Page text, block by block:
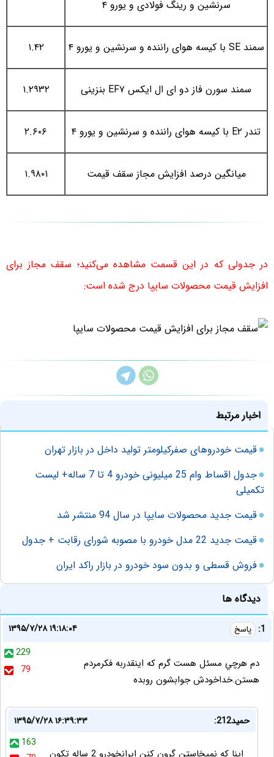
سرنشین و رینگ فولادی و یورو ۴
سمند SE با کیسه هوای راننده و سرنشین و یورو ۴ ۱.۴۲
سمند سورن فاز دو ای ال ایکس EF۷ بنزینی ۱.۲۹۳۲
تندر E۲ با کیسه هوای راننده و سرنشین و یورو ۴ ۲.۶۰۶
میانگین درصد افزایش مجاز سقف قیمت ۱.۹۸۰۱
در جدولی که در این قسمت مشاهده می‌کنید؛ سقف مجاز برای
افزایش قیمت محصولات سایپا درج شده است:‌
اخبار مرتبط
قیمت خودروهای صفرکیلومتر تولید داخل در بازار تهران
جدول اقساط وام 25 میلیونی خودرو 4 تا 7 ساله+ لیست
تکمیلی
قیمت جدید محصولات سایپا در سال 94 منتشر شد
قیمت‌ جدید 22 مدل خودرو با مصوبه شورای رقابت + جدول
فروش قسطی و بدون سود خودرو در بازار راکد ایران
دیدگاه ها
1: پاسخ
۱۳۹۵/۷/۲۸ ۱۹:۱۸:۰۴
229
79
دم هرچي مسئل هست گرم كه اينقدربه فكرمردم
هستن.خداخودش جوابشون روبده
حمید212:
۱۳۹۵/۷/۲۸ ۱۶:۳۹:۳۳
163
اینا که نمیخاستن گرون کنن ایرانخودرو 2 ساله تکون